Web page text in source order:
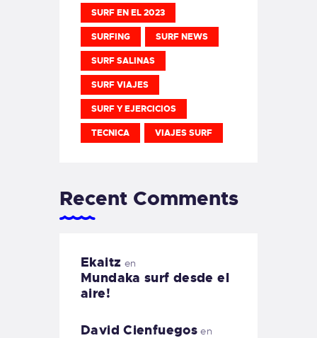
SURF EN EL 2023
SURFING SURF NEWS
SURF SALINAS
SURF VIAJES
SURF Y EJERCICIOS
TECNICA VIAJES SURF
Recent Comments
Ekaitz en
Mundaka surf desde el
aire!
David Cienfuegos en